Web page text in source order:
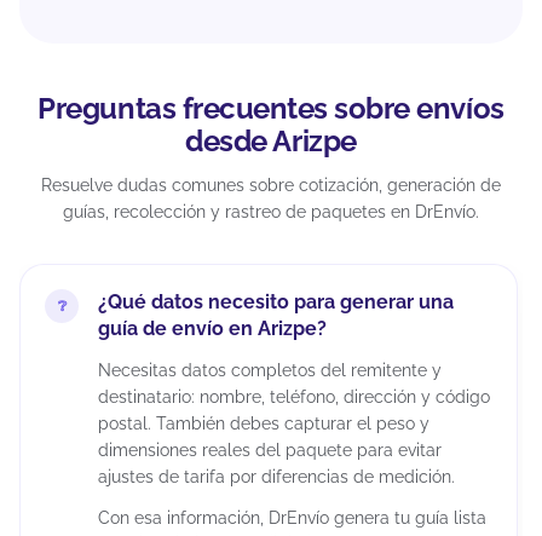
Preguntas frecuentes sobre envíos
desde Arizpe
Resuelve dudas comunes sobre cotización, generación de
guías, recolección y rastreo de paquetes en DrEnvío.
¿Qué datos necesito para generar una
guía de envío en Arizpe?
Necesitas datos completos del remitente y
destinatario: nombre, teléfono, dirección y código
postal. También debes capturar el peso y
dimensiones reales del paquete para evitar
ajustes de tarifa por diferencias de medición.
Con esa información, DrEnvío genera tu guía lista